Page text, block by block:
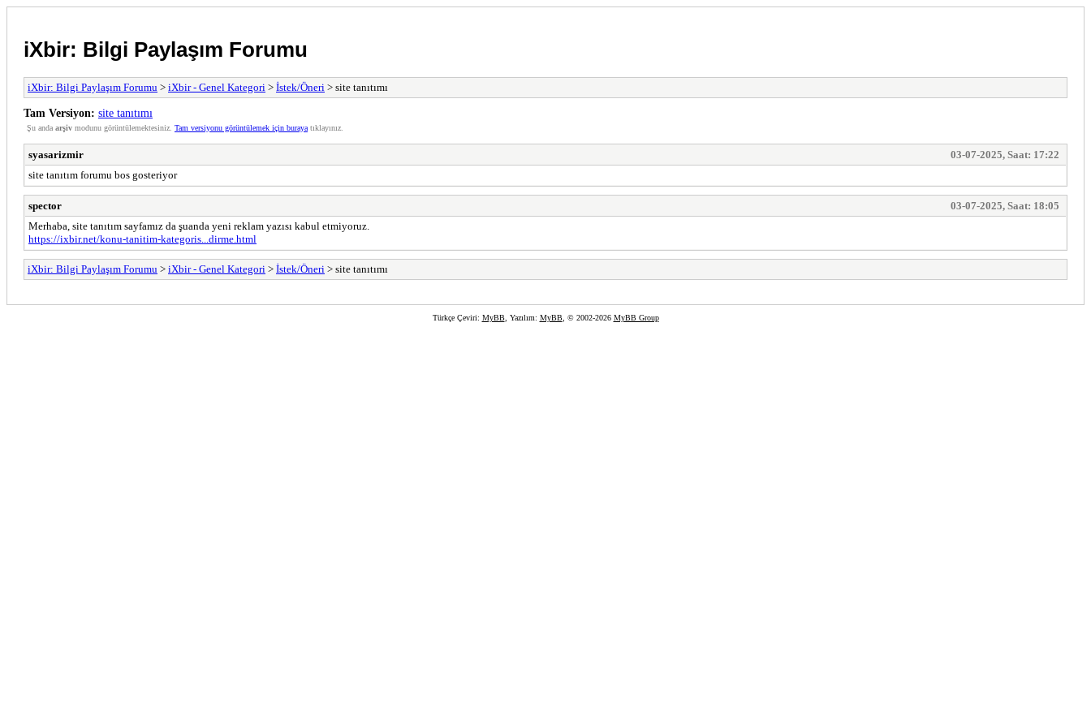
iXbir: Bilgi Paylaşım Forumu
iXbir: Bilgi Paylaşım Forumu > iXbir - Genel Kategori > İstek/Öneri > site tanıtımı
Tam Versiyon: site tanıtımı
Şu anda arşiv modunu görüntülemektesiniz. Tam versiyonu görüntülemek için buraya tıklayınız.
syasarizmir
03-07-2025, Saat: 17:22
site tanıtım forumu bos gosteriyor
spector
03-07-2025, Saat: 18:05
Merhaba, site tanıtım sayfamız da şuanda yeni reklam yazısı kabul etmiyoruz.
https://ixbir.net/konu-tanitim-kategoris...dirme.html
iXbir: Bilgi Paylaşım Forumu > iXbir - Genel Kategori > İstek/Öneri > site tanıtımı
Türkçe Çeviri: MyBB, Yazılım: MyBB, © 2002-2026 MyBB Group